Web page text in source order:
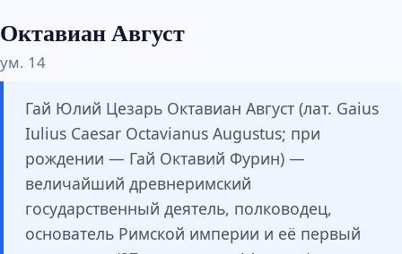
Октавиан Август
ум. 14
Гай Юлий Цезарь Октавиан Август (лат. Gaius
Iulius Caesar Octavianus Augustus; при
рождении — Гай Октавий Фурин) —
величайший древнеримский
государственный деятель, полководец,
основатель Римской империи и её первый